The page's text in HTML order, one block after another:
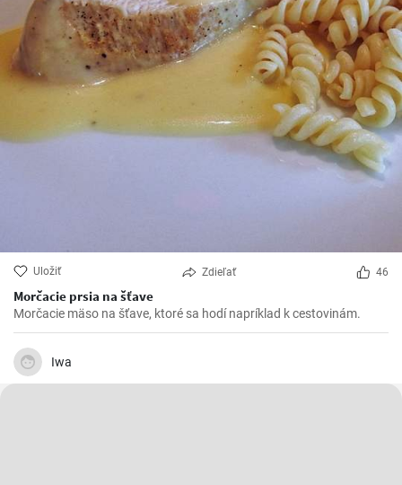
Uložiť Zdieľať 46
Morčacie prsia na šťave
Morčacie mäso na šťave, ktoré sa hodí napríklad k cestovinám.
Iwa